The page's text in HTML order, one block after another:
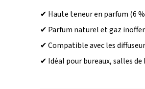
✔ Haute teneur en parfum (6
✔ Parfum naturel et gaz
✔ Compatible avec les
✔ Idéal pour bureaux, salles